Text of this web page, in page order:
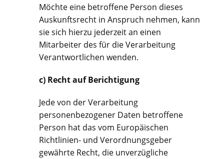
Möchte eine betroffene Person dieses
Auskunftsrecht in Anspruch nehmen, kann
sie sich hierzu jederzeit an einen
Mitarbeiter des für die Verarbeitung
Verantwortlichen wenden.
c) Recht auf Berichtigung
Jede von der Verarbeitung
personenbezogener Daten betroffene
Person hat das vom Europäischen
Richtlinien- und Verordnungsgeber
gewährte Recht, die unverzügliche